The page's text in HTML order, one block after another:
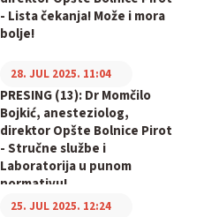
- Lista čekanja! Može i mora
bolje!
PRESING (13): Dr Momčilo
Bojkić, anesteziolog,
direktor Opšte Bolnice Pirot
- Stručne službe i
Laboratorija u punom
normativu!
28. JUL 2025. 11:04
25. JUL 2025. 12:24